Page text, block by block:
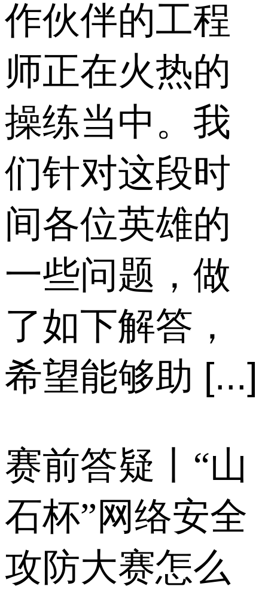
作伙伴的工程
师正在火热的
操练当中。我
们针对这段时
间各位英雄的
一些问题，做
了如下解答，
希望能够助 [...]
赛前答疑丨“山
石杯”网络安全
攻防大赛怎么